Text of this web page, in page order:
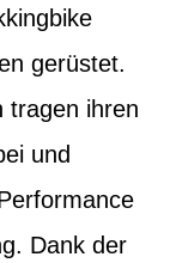
gerüstet.
tragen ihren
und
Dank der